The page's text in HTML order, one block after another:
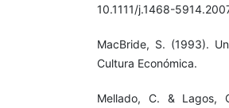
10.1111/j.1468-
MacBride, S. (1993).
Cultura Económica.
Mellado, C. & Lagos,